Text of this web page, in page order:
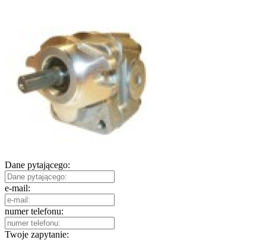
Dane pytającego:
e-mail:
numer telefonu:
Twoje zapytanie: